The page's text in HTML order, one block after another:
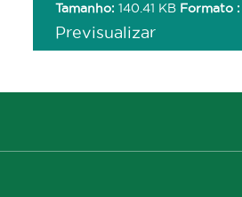
Tamanho: 140.41 KB Formato :
Previsualizar